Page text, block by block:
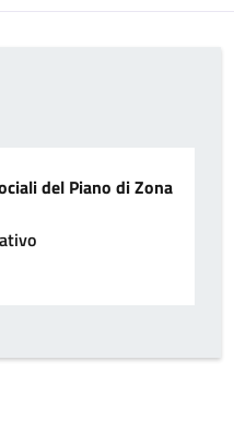
del Piano di Zona